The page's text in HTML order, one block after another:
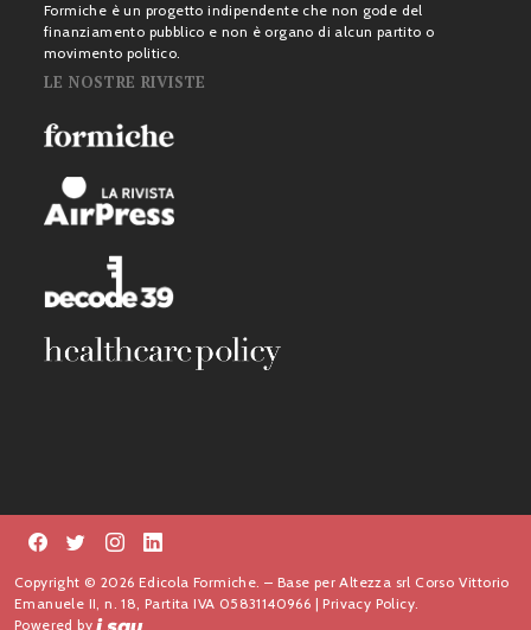
Formiche è un progetto indipendente che non gode del
finanziamento pubblico e non è organo di alcun partito o
movimento politico.
LE NOSTRE RIVISTE
Copyright © 2026 Edicola Formiche. – Base per Altezza srl Corso Vittorio
Emanuele II, n. 18, Partita IVA 05831140966 |Privacy Policy.
Powered by